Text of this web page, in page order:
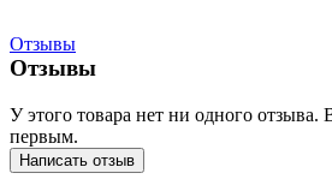
Отзывы
Отзывы
У этого товара нет ни одного отзыва.
первым.
Написать отзыв